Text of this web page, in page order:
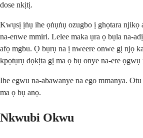
dose nkịtị.
Kwụsị ịṅụ ihe ọṅụṅụ ozugbo ị ghọtara njikọ
na-enwe mmiri. Lelee maka ụra ọ bụla na-
afọ mgbu. Ọ bụrụ na ị nweere onwe gị njọ
kpọtụrụ dọkịta gị ma ọ bụ onye na-ere ọgwụ
Ihe egwu na-abawanye na ego mmanya.
ma ọ bụ anọ.
Nkwubi Okwu